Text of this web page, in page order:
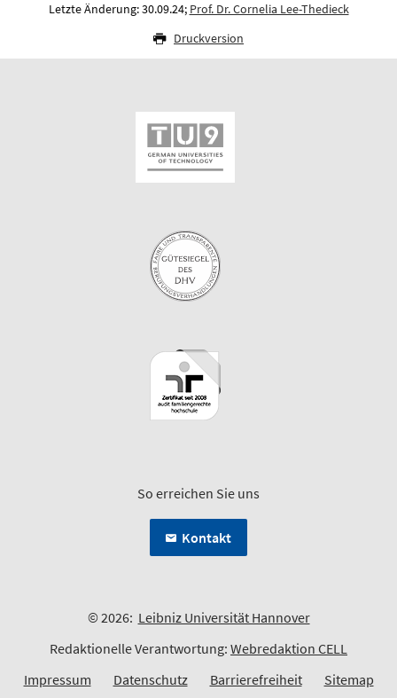
Letzte Änderung: 30.09.24; Prof. Dr. Cornelia Lee-Thedieck
Druckversion
So erreichen Sie uns
Kontakt
© 2026: Leibniz Universität Hannover
Redaktionelle Verantwortung: Webredaktion CELL
Impressum
Datenschutz Barrierefreiheit Sitemap